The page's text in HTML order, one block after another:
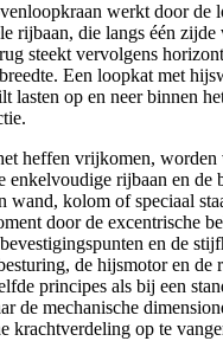
werkt door de
rijbaan, die langs één
steekt vervolgens
Een loopkat met
lasten op en neer binnen
heffen vrijkomen, worden
enkelvoudige rijbaan en de
wand, kolom of speciaal
door de excentrische
en de
de hijsmotor en de
principes als bij een
de mechanische
krachtverdeling op te